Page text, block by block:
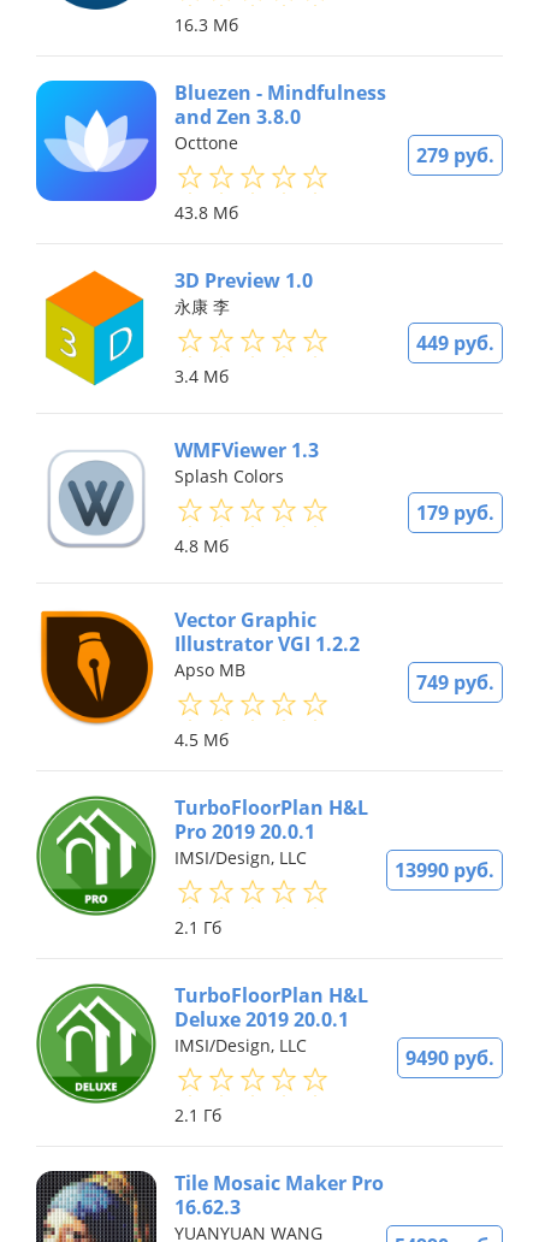
16.3 Мб
279 руб.
Bluezen - Mindfulness
and Zen 3.8.0
Octtone
43.8 Мб
449 руб.
3D Preview 1.0
永康 李
3.4 Мб
179 руб.
WMFViewer 1.3
Splash Colors
4.8 Мб
749 руб.
Vector Graphic
Illustrator VGI 1.2.2
Apso MB
4.5 Мб
13990 руб.
TurboFloorPlan H&L
Pro 2019 20.0.1
IMSI/Design, LLC
2.1 Гб
9490 руб.
TurboFloorPlan H&L
Deluxe 2019 20.0.1
IMSI/Design, LLC
2.1 Гб
Tile Mosaic Maker Pro
16.62.3
YUANYUAN WANG